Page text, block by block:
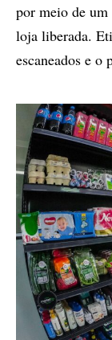
por meio de um
loja liberada.
escaneados e